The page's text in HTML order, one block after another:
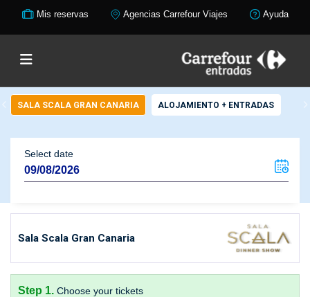
Mis reservas Agencias Carrefour Viajes Ayuda
SALA SCALA GRAN CANARIA ALOJAMIENTO + ENTRADAS
Select date
Sala Scala Gran Canaria
Step 1. Choose your tickets